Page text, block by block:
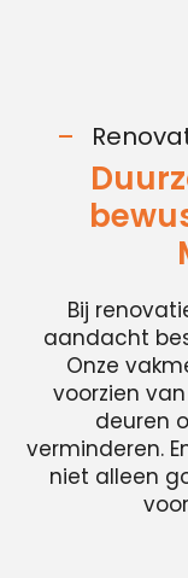
Bij
aandacht
Onze
voorzien
deuren
verminderen.
niet alleen